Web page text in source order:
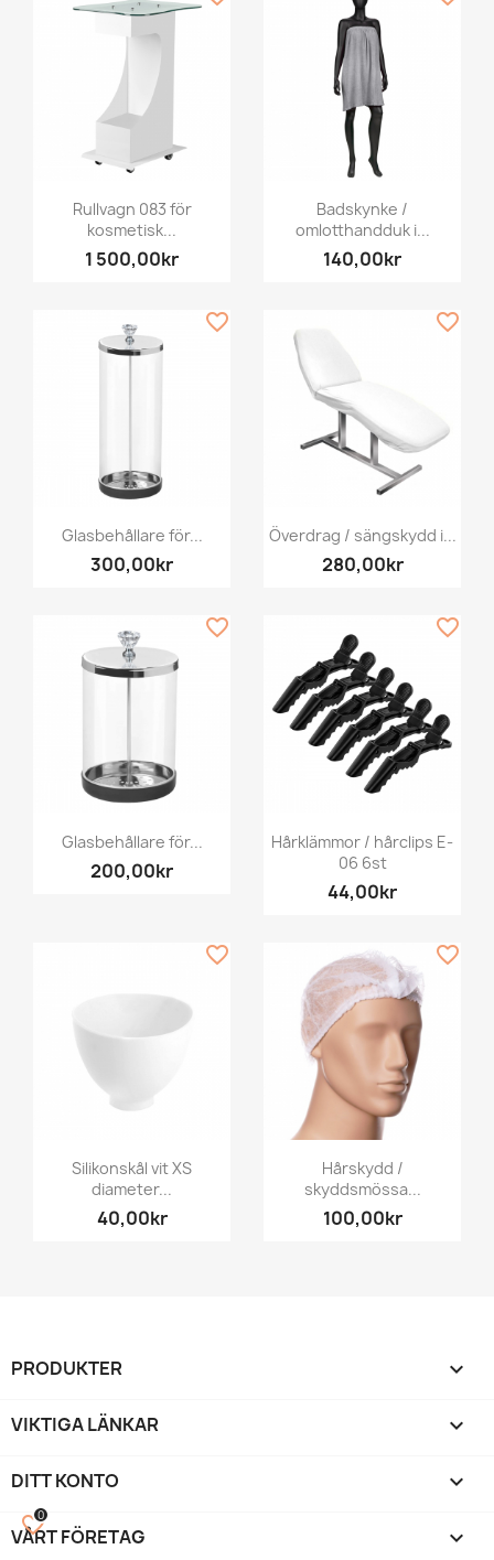
Rullvagn 083 för
kosmetisk...
1 500,00kr
Badskynke /
omlotthandduk i...
140,00kr
Glasbehållare för...
300,00kr
favorite_border
Överdrag / sängskydd i...
280,00kr
favorite_border
Glasbehållare för...
200,00kr
favorite_border
Hårklämmor / hårclips E-
06 6st
44,00kr
favorite_border
Silikonskål vit XS
diameter...
40,00kr
favorite_border
Hårskydd /
skyddsmössa...
100,00kr
favorite_border
PRODUKTER 
VIKTIGA LÄNKAR 
DITT KONTO 
VÅRT FÖRETAG keyboard_arrow_down
favorite_border
0